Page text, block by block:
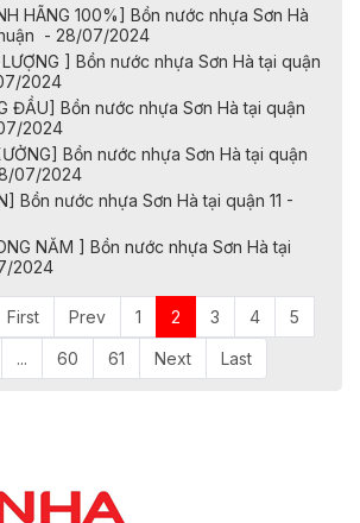
HÃNG 100%] Bồn nước nhựa Sơn Hà
- 28/07/2024
] Bồn nước nhựa Sơn Hà tại quận
2024
ĐẦU] Bồn nước nhựa Sơn Hà tại quận
2024
Bồn nước nhựa Sơn Hà tại quận
07/2024
Bồn nước nhựa Sơn Hà tại quận 11 -
NĂM ] Bồn nước nhựa Sơn Hà tại
2024
First Prev 1 2 3 4 5
... 60 61 Next Last